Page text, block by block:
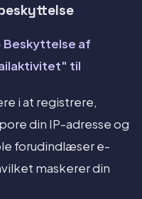
Beskyttelse af
til
i at registrere,
din IP-adresse og
forudindlæser e-
maskerer din